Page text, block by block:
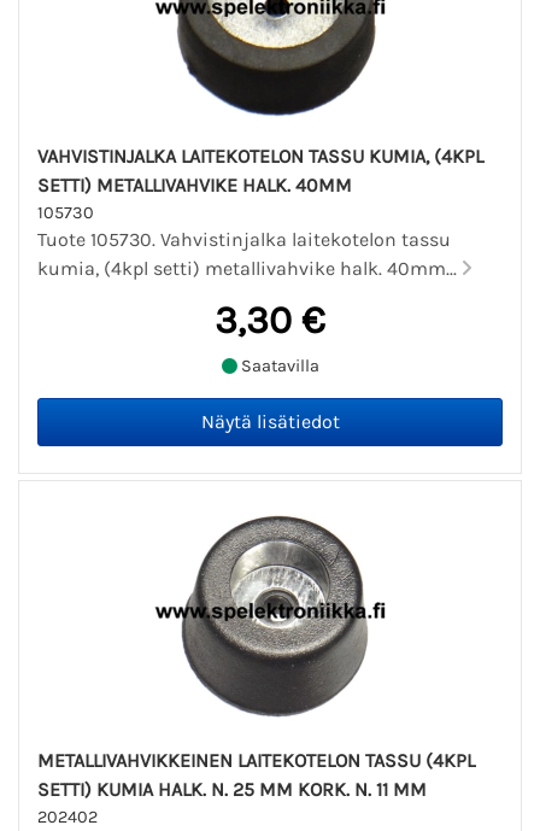
VAHVISTINJALKA LAITEKOTELON TASSU KUMIA, (4KPL
SETTI) METALLIVAHVIKE HALK. 40MM
105730
Tuote 105730. Vahvistinjalka laitekotelon tassu
kumia, (4kpl setti) metallivahvike halk. 40mm...
3,30 €
Saatavilla
METALLIVAHVIKKEINEN LAITEKOTELON TASSU (4KPL
SETTI) KUMIA HALK. N. 25 MM KORK. N. 11 MM
202402